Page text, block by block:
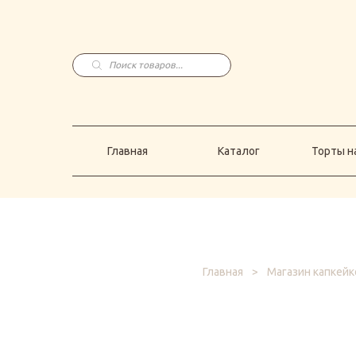
Поиск
товаров
Главная Каталог Торты
Главная > Магазин